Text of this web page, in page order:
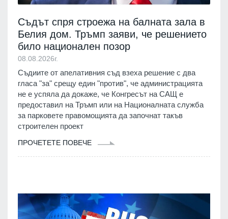
Съдът спря строежа на балната зала в
Белия дом. Тръмп заяви, че решението
било национален позор
08.08.2026г.
Съдиите от апелативния съд взеха решение с два
гласа "за" срещу един "против", че администрацията
не е успяла да докаже, че Конгресът на САЩ е
предоставил на Тръмп или на Националната служба
за парковете правомощията да започнат такъв
строителен проект
ПРОЧЕТЕТЕ ПОВЕЧЕ